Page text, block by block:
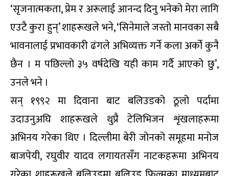
‘सृजनात्मकता, प्रेम र अरूलाई आनन्द दिनु भनेको मेरा लागि
एउटै कुरा हुन्’ शाहरूखले भने, ‘सिनेमाले जस्तो मानवका सबै
भावनालाई प्रभावकारी ढंगले अभिव्यक्त गर्ने कला अर्को कुनै
छैन । म पछिल्लो ३५ वर्षदेखि यही काम गर्दै आएको छु’,
उनले भने ।
सन् १९९२ मा दिवाना बाट बलिउडको ठूलो पर्दामा
उदाउनुअघि शाहरूखले थुप्रै टेलिभिजन शृंखलाहरूमा
अभिनय गरेका थिए । दिल्लीमा बेरी जोनको समूहमा मनोज
बाजपेयी, रघुवीर यादव लगायतसँग नाटकहरूमा अभिनय